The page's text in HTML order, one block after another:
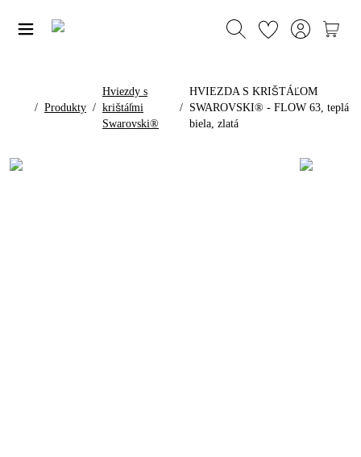
/ Produkty /
Hviezdy s
krištáľmi
Swarovski®
/
HVIEZDA S KRIŠTÁĽOM
SWAROVSKI® - FLOW 63, teplá
biela, zlatá